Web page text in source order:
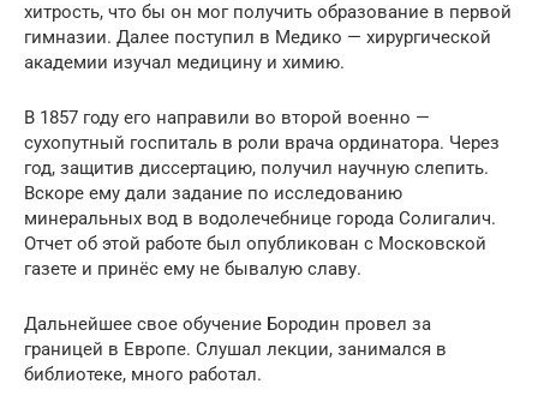
хитрость, что бы он мог получить образование в первой
гимназии. Далее поступил в Медико — хирургической
академии изучал медицину и химию.
В 1857 году его направили во второй военно —
сухопутный госпиталь в роли врача ординатора. Через
год, защитив диссертацию, получил научную слепить.
Вскоре ему дали задание по исследованию
минеральных вод в водолечебнице города Солигалич.
Отчет об этой работе был опубликован с Московской
газете и принёс ему не бывалую славу.
Дальнейшее свое обучение Бородин провел за
границей в Европе. Слушал лекции, занимался в
библиотеке, много работал.